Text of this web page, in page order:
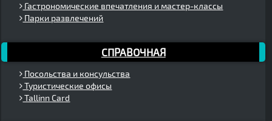
Гастрономические впечатления и мастер-классы
Парки развлечений
СПРАВОЧНАЯ
Посольства и консульства
Туристические офисы
Tallinn Card